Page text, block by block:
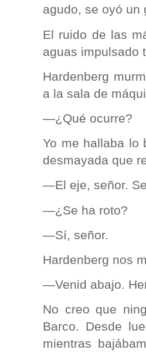
agudo, se oyó un
El ruido de las
aguas impulsado
Hardenberg
a la sala de
—¿Qué ocurre?
Yo me hallaba lo
desmayada que
—El eje, señor.
—¿Se ha roto?
—Sí, señor.
Hardenberg nos
—Venid abajo.
No creo que
Barco. Desde
mientras